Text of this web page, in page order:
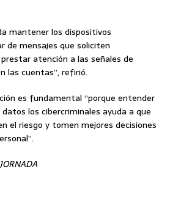
mantener los dispositivos
de mensajes que soliciten
atención a las señales de
las cuentas”, refirió.
es fundamental “porque entender
los cibercriminales ayuda a que
el riesgo y tomen mejores decisiones